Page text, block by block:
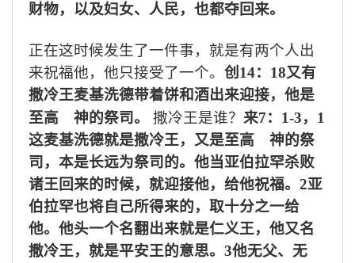
财物，以及妇女、人民，也都夺回来。
正在这时候发生了一件事，就是有两个人出
来祝福他，他只接受了一个。 创 14： 18又有
撒冷王麦基洗德带着饼和酒出来迎接，他是
至高 神的祭司。
撒冷王是谁？ 来7： 1-3， 1
这麦基洗德就是撒冷王，又是至高 神的祭
司，本是长远为祭司的。他当亚伯拉罕杀败
诸王回来的时候，就迎接他，给他祝福。 2亚
伯拉罕也将自己所得来的，取十分之一给
他。他头一个名翻出来就是仁义王，他又名
撒冷王，就是平安王的意思。 3他无父、无